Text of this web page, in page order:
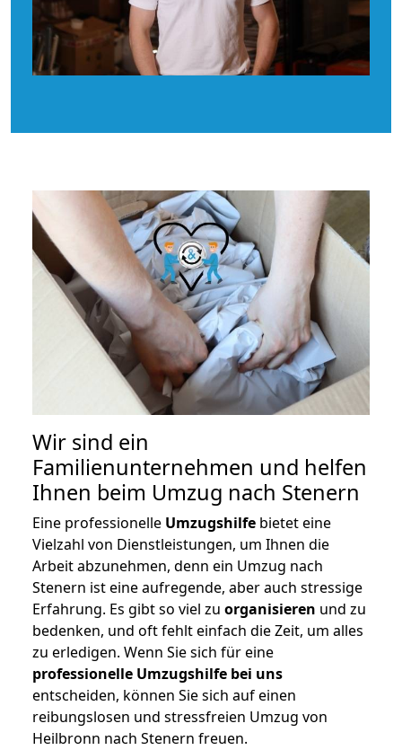
Wir sind ein
Familienunternehmen und helfen
Ihnen beim Umzug nach Stenern
Eine professionelle Umzugshilfe bietet eine
Vielzahl von Dienstleistungen, um Ihnen die
Arbeit abzunehmen, denn ein Umzug nach
Stenern ist eine aufregende, aber auch stressige
Erfahrung. Es gibt so viel zu organisieren und zu
bedenken, und oft fehlt einfach die Zeit, um alles
zu erledigen. Wenn Sie sich für eine
professionelle Umzugshilfe bei uns
entscheiden, können Sie sich auf einen
reibungslosen und stressfreien Umzug von
Heilbronn nach Stenern freuen.